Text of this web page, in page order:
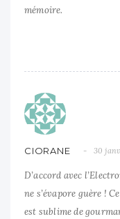
mémoire.
CIORANE 30
D’accord avec
ne s’évapore guère !
est sublime de